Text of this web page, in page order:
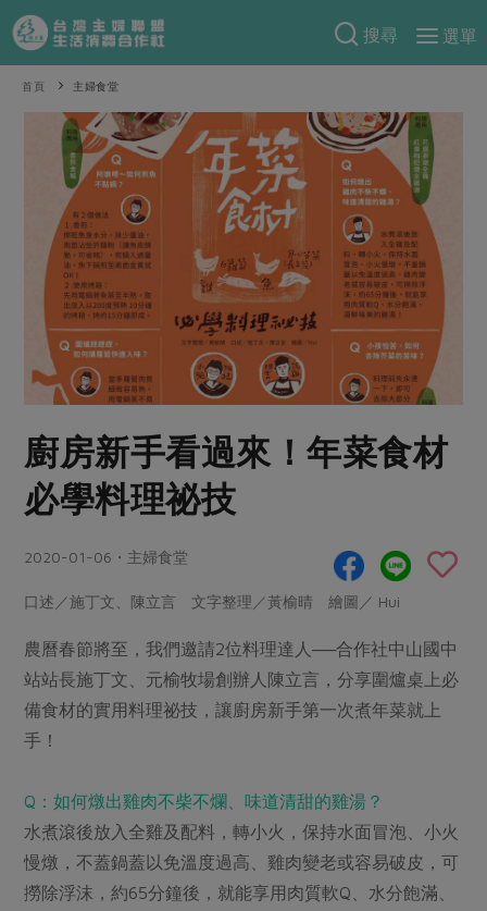
搜尋
選單
產品分類
當季蔬果
一籃菜 當令水果
芽苗類 蕈菇類
辛香料類
奶蛋豆・五穀
乳製品
豆製品 米麵雜糧
肉品・水產
畜產肉類
調理食材・點心
休閒零嘴 沖泡飲品
保健食品
家庭清潔 織品
日用品 圖書禮品
食譜料理
麵食
海鮮
常備菜
蛋料理
醬料
湯品．鍋物
漬物
涼拌沙拉
主題食譜
異國料理
特別企畫
預購活動
把最好的台灣味帶回家！
防災用品預購圓滿結束
2026年端午節預購圓滿結束
更多預購活動
當季產品
傳到心坎裡，誠心又澎派
合作25-經典快閃最後一週
合作25-精選產品第四彈
議題活動
主婦聯盟X樂齡網特約優惠案
2024農業發展計畫年度報告
更多議題活動
綠主張
觀點文章
主婦食堂 一籃菜真心話
社內大小事 合作聯合國
樂齡生活 親子食育
廚房瑜伽
關注議題
減硝酸鹽 惜食
非基改運動 支持本土農糧
廢核運動 能源議題
減添加物 減塑減廢
更多議題
生活者e週報
關於合作社
認識合作社
關於我們
合作社組織
員工與求才
產品檢驗
自主把關
硝酸鹽檢驗
社員權益
社務專區
選舉專區
重要公告
首頁 主婦食堂
廚房新手看過來！年菜食材
必學料理祕技
2020-01-06・主婦食堂
口述／施丁文、陳立言 文字整理／黃榆晴 繪圖／ Hui
農曆春節將至，我們邀請2位料理達人──合作社中山國中
站站長施丁文、元榆牧場創辦人陳立言，分享圍爐桌上必
備食材的實用料理祕技，讓廚房新手第一次煮年菜就上
手！
Q：如何燉出雞肉不柴不爛、味道清甜的雞湯？
水煮滾後放入全雞及配料，轉小火，保持水面冒泡、小火
慢燉，不蓋鍋蓋以免溫度過高、雞肉變老或容易破皮，可
撈除浮沫，約65分鐘後，就能享用肉質軟Q、水分飽滿、